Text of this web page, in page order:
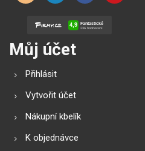
Můj účet
Přihlásit
Vytvořit účet
Nákupní kbelík
K objednávce